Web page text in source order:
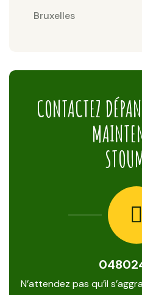
Bruxelles
CONTACTEZ
N’attendez pas qu’il